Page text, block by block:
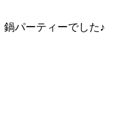
鍋パーティーでした♪